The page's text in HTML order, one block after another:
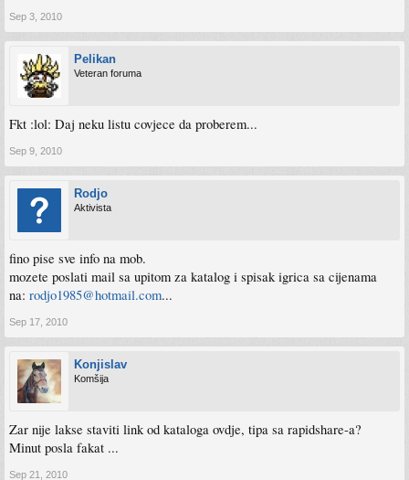
Sep 3, 2010
Pelikan
Veteran foruma
Fkt :lol: Daj neku listu covjece da proberem...
Sep 9, 2010
Rodjo
Aktivista
fino pise sve info na mob.
mozete poslati mail sa upitom za katalog i spisak igrica sa cijenama
na: rodjo1985@hotmail.com...
Sep 17, 2010
Konjislav
Komšija
Zar nije lakse staviti link od kataloga ovdje, tipa sa rapidshare-a?
Minut posla fakat ...
Sep 21, 2010